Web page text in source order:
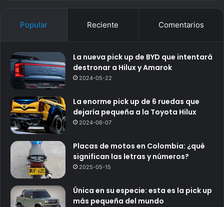
Popular Reciente Comentarios
La nueva pick up de BYD que intentará
destronar a Hilux y Amarok
2024-05-22
La enorme pick up de 6 ruedas que
dejaría pequeña a la Toyota Hilux
2024-06-07
Placas de motos en Colombia: ¿qué
significan las letras y números?
2025-05-15
Única en su especie: esta es la pick up
más pequeña del mundo